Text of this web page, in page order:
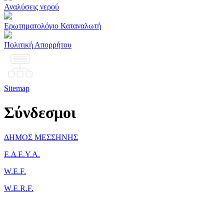
Αναλύσεις νερού
Ερωτηματολόγιο Καταναλωτή
Πολιτική Απορρήτου
Sitemap
Σύνδεσμοι
ΔΗΜΟΣ ΜΕΣΣΗΝΗΣ
Ε.Δ.Ε.Υ.Α.
W.E.F.
W.E.R.F.